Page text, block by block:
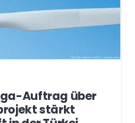
Auftrag über
stärkt